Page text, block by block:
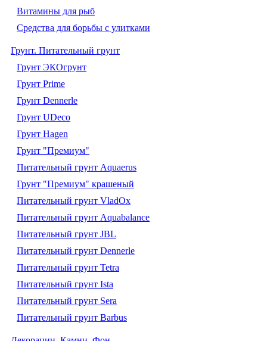
Витамины для рыб
Средства для борьбы с улитками
Грунт. Питательный грунт
Грунт ЭКОгрунт
Грунт Prime
Грунт Dennerle
Грунт UDeco
Грунт Hagen
Грунт "Премиум"
Питательный грунт Aquaerus
Грунт "Премиум" крашеный
Питательный грунт VladOx
Питательный грунт Aquabalance
Питательный грунт JBL
Питательный грунт Dennerle
Питательный грунт Tetra
Питательный грунт Ista
Питательный грунт Sera
Питательный грунт Barbus